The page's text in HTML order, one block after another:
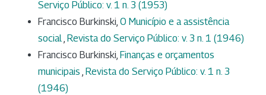
Serviço Público: v. 1 n. 3 (1953)
Francisco Burkinski, O Município e a assistência
social, Revista do Serviço Público: v. 3 n. 1 (1946)
Francisco Burkinski, Finanças e orçamentos
municipais , Revista do Serviço Público: v. 1 n. 3
(1946)